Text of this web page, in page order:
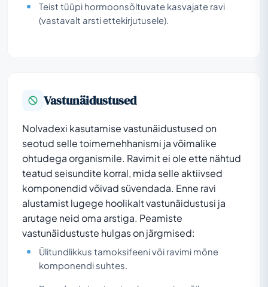
Teist tüüpi hormoonsõltuvate kasvajate ravi
(vastavalt arsti ettekirjutusele).
Vastunäidustused
Nolvadexi kasutamise vastunäidustused on
seotud selle toimemehhanismi ja võimalike
ohtudega organismile. Ravimit ei ole ette nähtud
teatud seisundite korral, mida selle aktiivsed
komponendid võivad süvendada. Enne ravi
alustamist lugege hoolikalt vastunäidustusi ja
arutage neid oma arstiga. Peamiste
vastunäidustuste hulgas on järgmised:
Ülitundlikkus tamoksifeeni või ravimi mõne
komponendi suhtes.